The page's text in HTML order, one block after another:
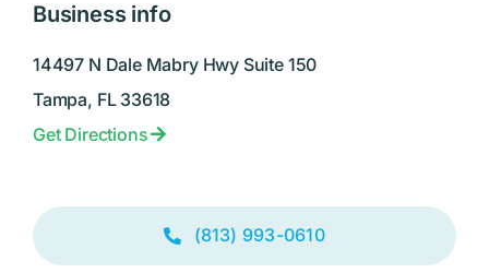
Business info
14497 N Dale Mabry Hwy Suite 150
Tampa, FL 33618
Get Directions
(813) 993-0610